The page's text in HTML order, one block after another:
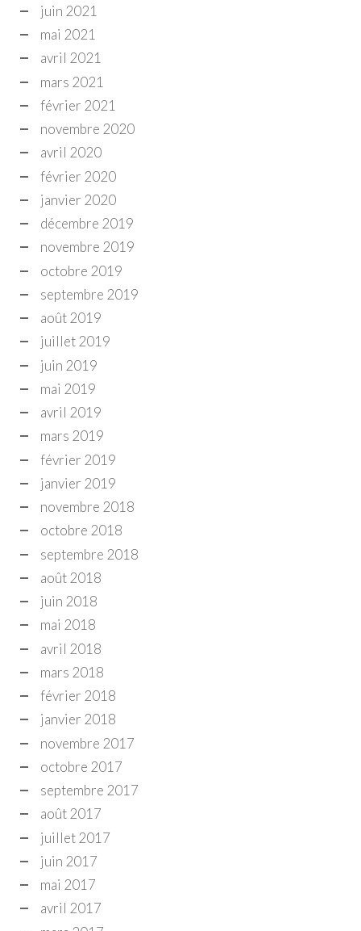
juin 2021
mai 2021
avril 2021
mars 2021
février 2021
novembre 2020
avril 2020
février 2020
janvier 2020
décembre 2019
novembre 2019
octobre 2019
septembre 2019
août 2019
juillet 2019
juin 2019
mai 2019
avril 2019
mars 2019
février 2019
janvier 2019
novembre 2018
octobre 2018
septembre 2018
août 2018
juin 2018
mai 2018
avril 2018
mars 2018
février 2018
janvier 2018
novembre 2017
octobre 2017
septembre 2017
août 2017
juillet 2017
juin 2017
mai 2017
avril 2017